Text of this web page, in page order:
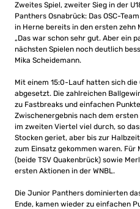
Zweites Spiel, zweiter Sieg in der
Panthers Osnabrück: Das OSC-
in Herne bereits in den ersten zehn
„Das war schon sehr gut. Aber ein
nächsten Spielen noch deutlich
Mika Scheidemann.
Mit einem 15:0-Lauf hatten sich die
abgesetzt. Die zahlreichen
zu Fastbreaks und einfachen
Zwischenergebnis nach dem
im zweiten Viertel viel durch, so
Stocken geriet, aber bis zur
zum Einsatz gekommen waren. Für
(beide TSV Quakenbrück) sowie
ersten Aktionen in der WNBL.
Die Junior Panthers dominierten
Ende, kamen wieder zu einfachen